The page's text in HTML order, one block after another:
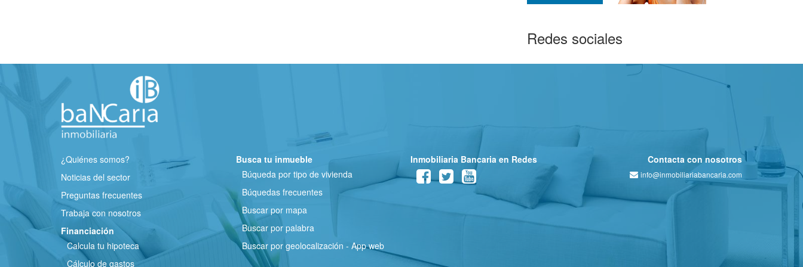
Redes sociales
¿Quiénes somos?
Noticias del sector
Preguntas frecuentes
Trabaja con nosotros
Financiación
Calcula tu hipoteca
Cálculo de gastos
Busca tu inmueble
Búqueda por tipo de vivienda
Búquedas frecuentes
Buscar por mapa
Buscar por palabra
Buscar por geolocalización - App web
Inmobiliaria Bancaria en Redes Contacta con nosotros
info@inmobiliariabancaria.com